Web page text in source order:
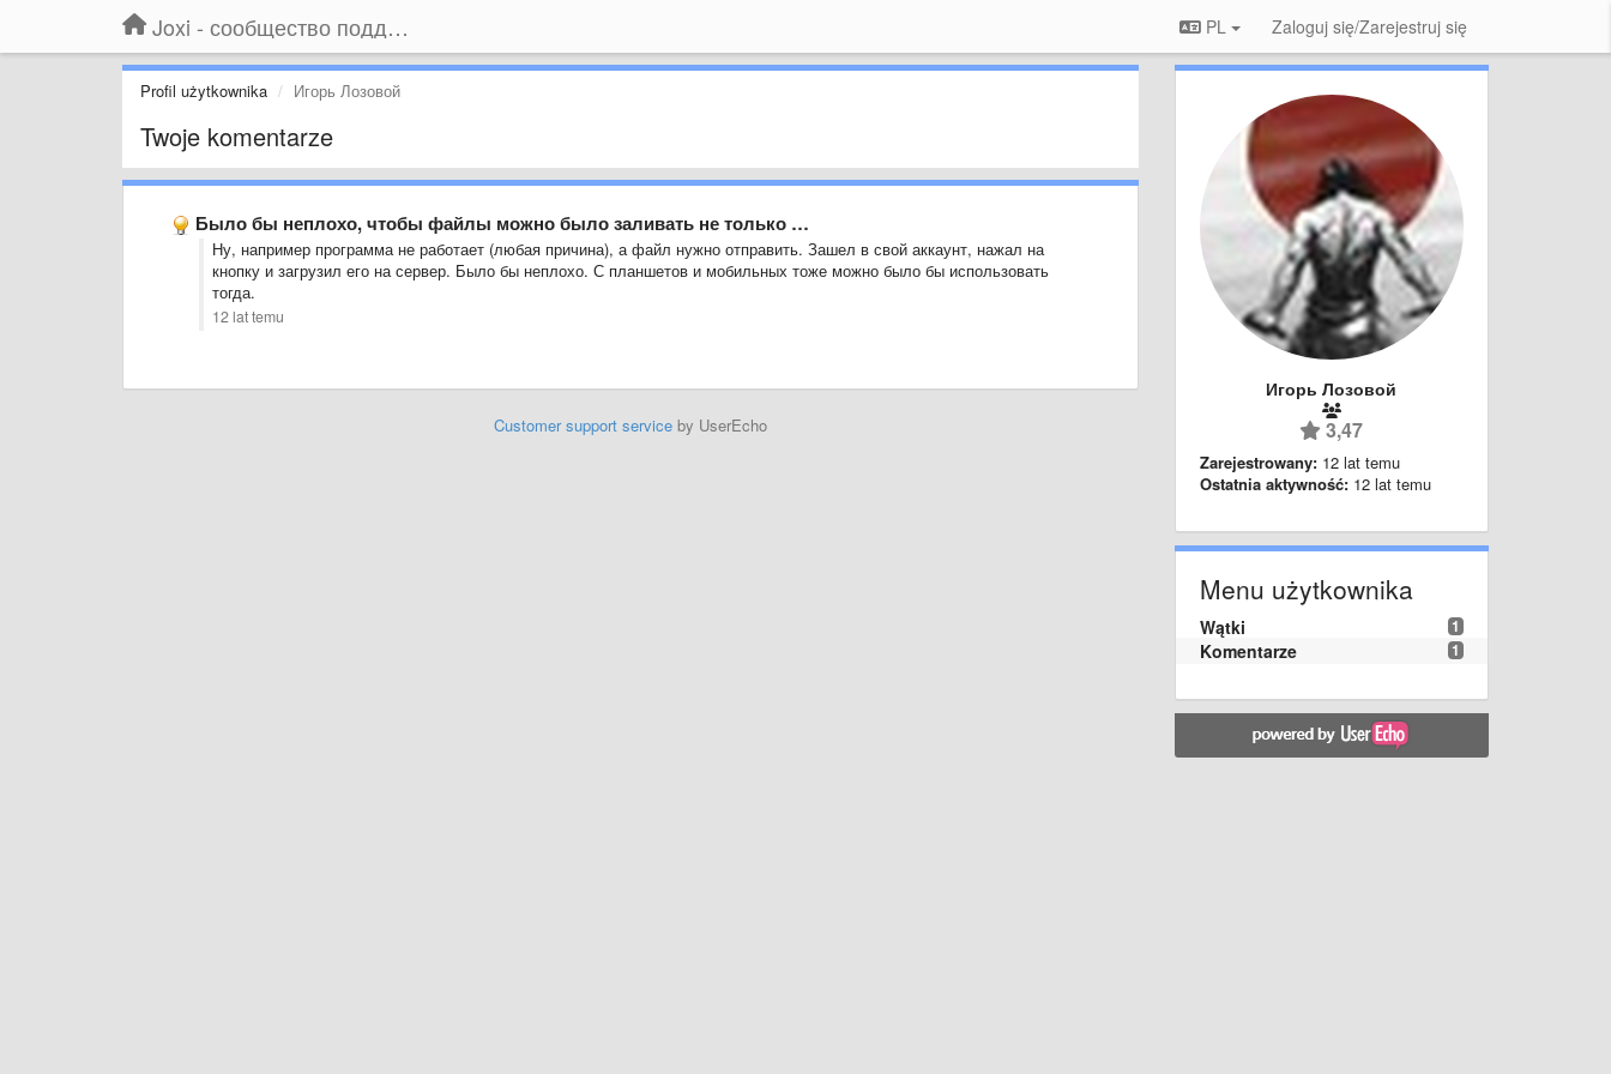
Joxi - сообщество поддержки PL Zaloguj się/Zarejestruj się
Profil użytkownika Игорь Лозовой
Twoje komentarze
Было бы неплохо, чтобы файлы можно было заливать не только …
Ну, например программа не работает (любая причина), а файл нужно отправить. Зашел в свой аккаунт, нажал на
кнопку и загрузил его на сервер. Было бы неплохо. С планшетов и мобильных тоже можно было бы использовать
тогда.
12 lat temu
Customer support serviceby UserEcho
Игорь Лозовой
3,47
Zarejestrowany: 12 lat temu
Ostatnia aktywność: 12 lat temu
Menu użytkownika
1
Wątki
1
Komentarze